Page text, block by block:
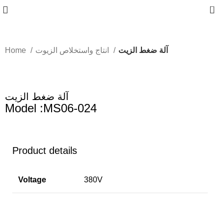
0
Home آلة ضغط الزيت
آلة ضغط الزيت
Model :MS06-024
Product details
Voltage 380V